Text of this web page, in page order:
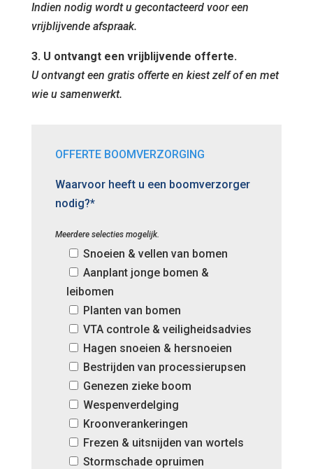
Indien nodig wordt u gecontacteerd voor een
vrijblijvende afspraak.
3. U ontvangt een vrijblijvende offerte.
U ontvangt een gratis offerte en kiest zelf of en met
wie u samenwerkt.
OFFERTE BOOMVERZORGING
Waarvoor heeft u een boomverzorger
nodig?*
Meerdere selecties mogelijk.
Snoeien & vellen van bomen
Aanplant jonge bomen &
leibomen
Planten van bomen
VTA controle & veiligheidsadvies
Hagen snoeien & hersnoeien
Bestrijden van processierupsen
Genezen zieke boom
Wespenverdelging
Kroonverankeringen
Frezen & uitsnijden van wortels
Stormschade opruimen